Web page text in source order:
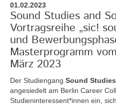
01.02.2023
Sound Studies and
Vortragsreihe „sic!
und
Masterprogramm
März 2023
Der Studiengang Sound
angesiedelt am Berlin Career
Studieninteressent*innen ein,